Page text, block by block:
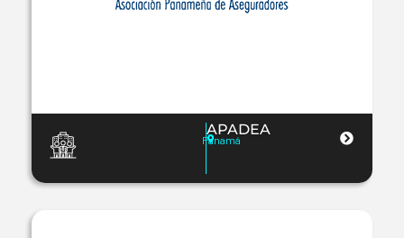
APADEA
Panamá